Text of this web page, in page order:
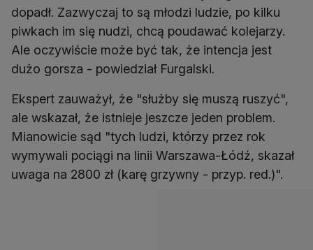
dopadł. Zazwyczaj to są młodzi ludzie, po kilku
piwkach im się nudzi, chcą poudawać kolejarzy.
Ale oczywiście może być tak, że intencja jest
dużo gorsza - powiedział Furgalski.
Ekspert zauważył, że "służby się muszą ruszyć",
ale wskazał, że istnieje jeszcze jeden problem.
Mianowicie sąd "tych ludzi, którzy przez rok
wymywali pociągi na linii Warszawa-Łódź, skazał
uwaga na 2800 zł (karę grzywny - przyp. red.)".